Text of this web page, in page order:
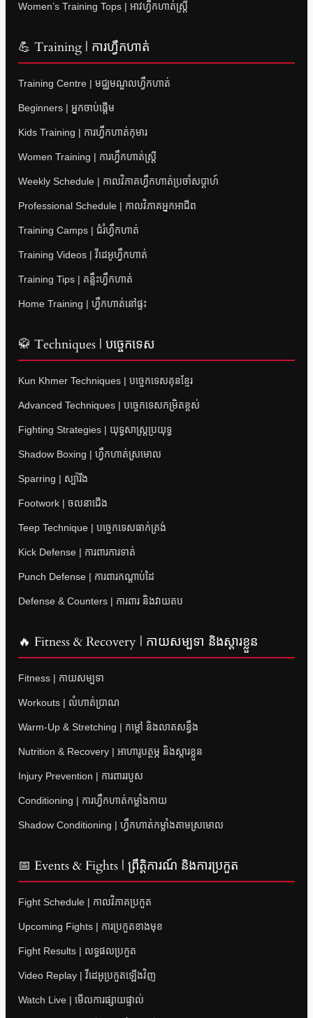
Women’s Training Tops | អាវហ្វឹកហាត់ស្ត្រី
💪 Training | ការហ្វឹកហាត់
Training Centre | មជ្ឈមណ្ឌលហ្វឹកហាត់
Beginners | អ្នកចាប់ផ្តើម
Kids Training | ការហ្វឹកហាត់កុមារ
Women Training | ការហ្វឹកហាត់ស្ត្រី
Weekly Schedule | កាលវិភាគហ្វឹកហាត់ប្រចាំសប្តាហ៍
Professional Schedule | កាលវិភាគអ្នកអាជីព
Training Camps | ជំរំហ្វឹកហាត់
Training Videos | វីដេអូហ្វឹកហាត់
Training Tips | គន្លឹះហ្វឹកហាត់
Home Training | ហ្វឹកហាត់នៅផ្ទះ
🥋 Techniques | បច្ចេកទេស
Kun Khmer Techniques | បច្ចេកទេសគុនខ្មែរ
Advanced Techniques | បច្ចេកទេសកម្រិតខ្ពស់
Fighting Strategies | យុទ្ធសាស្ត្រប្រយុទ្ធ
Shadow Boxing | ហ្វឹកហាត់ស្រមោល
Sparring | ស្ប៉ារីង
Footwork | ចលនាជើង
Teep Technique | បច្ចេកទេសធាក់ត្រង់
Kick Defense | ការពារការទាត់
Punch Defense | ការពារកណ្តាប់ដៃ
Defense & Counters | ការពារ និងវាយតប
🔥 Fitness & Recovery | កាយសម្បទា និងស្តារខ្លួន
Fitness | កាយសម្បទា
Workouts | លំហាត់ប្រាណ
Warm-Up & Stretching | កម្តៅ និងលាតសន្ធឹង
Nutrition & Recovery | អាហារូបត្ថម្ភ និងស្តារខ្លួន
Injury Prevention | ការពាររបួស
Conditioning | ការហ្វឹកហាត់កម្លាំងកាយ
Shadow Conditioning | ហ្វឹកហាត់កម្លាំងតាមស្រមោល
📅 Events & Fights | ព្រឹត្តិការណ៍ និងការប្រកួត
Fight Schedule | កាលវិភាគប្រកួត
Upcoming Fights | ការប្រកួតខាងមុខ
Fight Results | លទ្ធផលប្រកួត
Video Replay | វីដេអូប្រកួតឡើងវិញ
Watch Live | មើលការផ្សាយផ្ទាល់